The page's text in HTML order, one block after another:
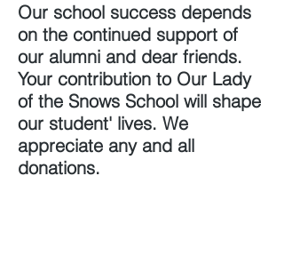
Our school success depends
on the continued support of
our alumni and dear friends.
Your contribution to Our Lady
of the Snows School will shape
our student' lives. We
appreciate any and all
donations.